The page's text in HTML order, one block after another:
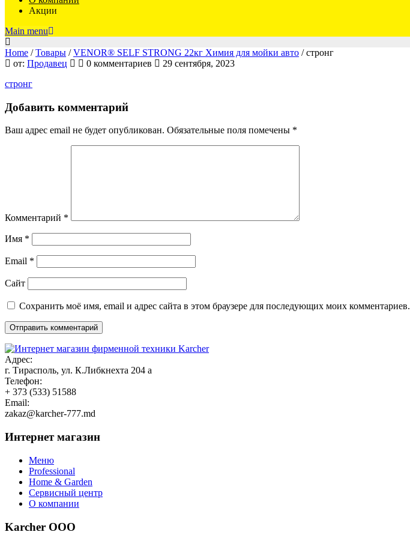
Акции
Main menu
Home / Товары / VENOR® SELF STRONG 22кг Химия для мойки авто / стронг
стронг
от: Продавец 0 комментариев
29 сентября, 2023
стронг
Добавить комментарий
Ваш адрес email не будет опубликован. Обязательные поля помечены *
Комментарий *
Имя *
Email *
Сайт
Сохранить моё имя, email и адрес сайта в этом браузере для последующих моих комментариев.
Адрес:
г. Тирасполь, ул. К.Либкнехта 204 а
Телефон:
+ 373 (533) 51588
Email:
zakaz@karcher-777.md
Интернет магазин
Меню
Professional
Home & Garden
Сервисный центр
О компании
Karcher ООО